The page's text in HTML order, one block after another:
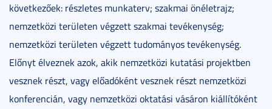
következőek: részletes munkaterv; szakmai önéletrajz;
nemzetközi területen végzett szakmai tevékenység;
nemzetközi területen végzett tudományos tevékenység.
Előnyt élveznek azok, akik nemzetközi kutatási projektben
vesznek részt, vagy előadóként vesznek részt nemzetközi
konferencián, vagy nemzetközi oktatási vásáron kiállítóként